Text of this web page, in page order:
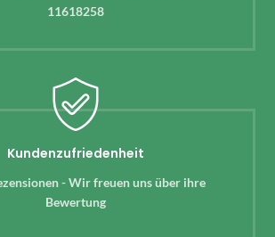
11618258
Kundenzufriedenheit
- Wir freuen uns über ihre
Bewertung